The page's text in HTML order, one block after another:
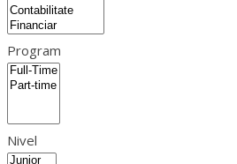
Program
Nivel